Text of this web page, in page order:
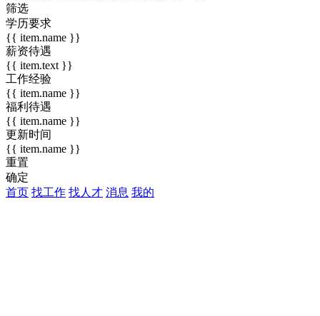
筛选
学历要求
{{ item.name }}
薪资待遇
{{ item.text }}
工作经验
{{ item.name }}
福利待遇
{{ item.name }}
更新时间
{{ item.name }}
重置
确定
首页 找工作 找人才 消息 我的